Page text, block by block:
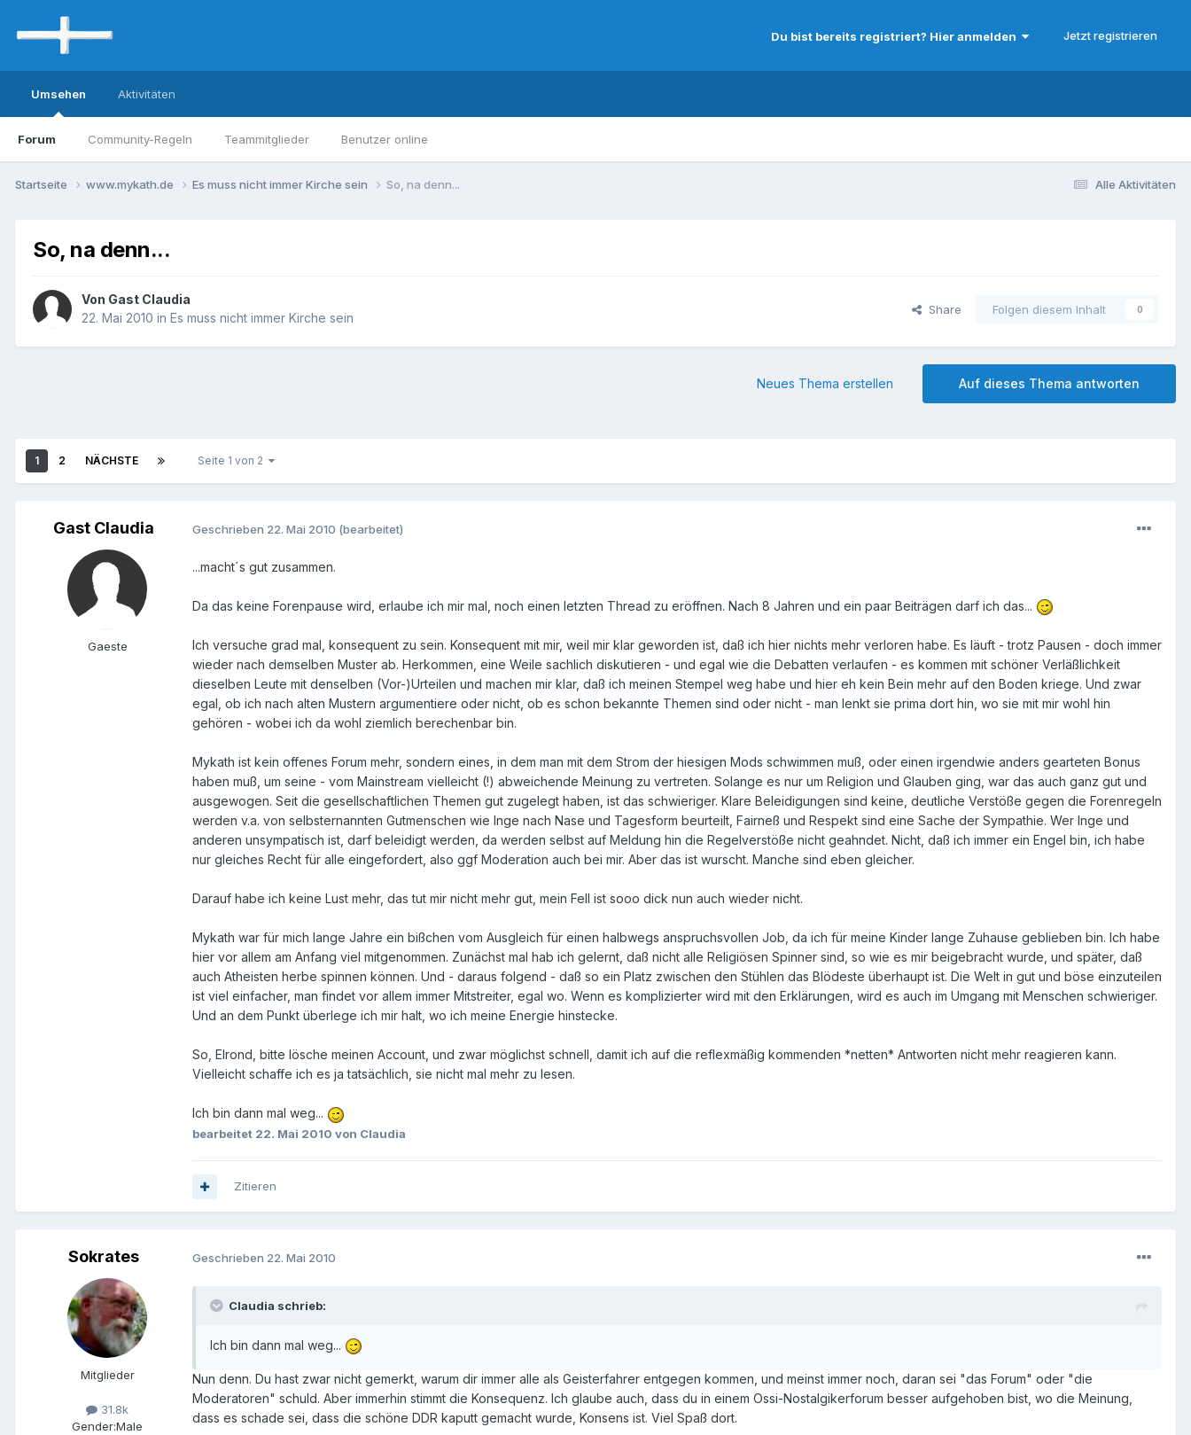
Du bist bereits registriert? Hier anmelden Jetzt registrieren
Umsehen
Forum Community-Regeln Teammitglieder Benutzer online
Aktivitäten
Alle Aktivitäten
Startseite www.mykath.de Es muss nicht immer Kirche sein So, na denn...
So, na denn...
Von Gast Claudia
22. Mai 2010 in Es muss nicht immer Kirche sein
Share Folgen diesem Inhalt 0
Auf dieses Thema antworten
Neues Thema erstellen
1 2 NÄCHSTE Seite 1 von 2
Gast Claudia
Gaeste
Geschrieben 22. Mai 2010 (bearbeitet)
...macht´s gut zusammen.
Da das keine Forenpause wird, erlaube ich mir mal, noch einen letzten Thread zu eröffnen. Nach 8 Jahren und ein paar Beiträgen darf ich das...
Ich versuche grad mal, konsequent zu sein. Konsequent mit mir, weil mir klar geworden ist, daß ich hier nichts mehr verloren habe. Es läuft - trotz Pausen - doch immer
wieder nach demselben Muster ab. Herkommen, eine Weile sachlich diskutieren - und egal wie die Debatten verlaufen - es kommen mit schöner Verläßlichkeit
dieselben Leute mit denselben (Vor-)Urteilen und machen mir klar, daß ich meinen Stempel weg habe und hier eh kein Bein mehr auf den Boden kriege. Und zwar
egal, ob ich nach alten Mustern argumentiere oder nicht, ob es schon bekannte Themen sind oder nicht - man lenkt sie prima dort hin, wo sie mit mir wohl hin
gehören - wobei ich da wohl ziemlich berechenbar bin.
Mykath ist kein offenes Forum mehr, sondern eines, in dem man mit dem Strom der hiesigen Mods schwimmen muß, oder einen irgendwie anders gearteten Bonus
haben muß, um seine - vom Mainstream vielleicht (!) abweichende Meinung zu vertreten. Solange es nur um Religion und Glauben ging, war das auch ganz gut und
ausgewogen. Seit die gesellschaftlichen Themen gut zugelegt haben, ist das schwieriger. Klare Beleidigungen sind keine, deutliche Verstöße gegen die Forenregeln
werden v.a. von selbsternannten Gutmenschen wie Inge nach Nase und Tagesform beurteilt, Fairneß und Respekt sind eine Sache der Sympathie. Wer Inge und
anderen unsympatisch ist, darf beleidigt werden, da werden selbst auf Meldung hin die Regelverstöße nicht geahndet. Nicht, daß ich immer ein Engel bin, ich habe
nur gleiches Recht für alle eingefordert, also ggf Moderation auch bei mir. Aber das ist wurscht. Manche sind eben gleicher.
Darauf habe ich keine Lust mehr, das tut mir nicht mehr gut, mein Fell ist sooo dick nun auch wieder nicht.
Mykath war für mich lange Jahre ein bißchen vom Ausgleich für einen halbwegs anspruchsvollen Job, da ich für meine Kinder lange Zuhause geblieben bin. Ich habe
hier vor allem am Anfang viel mitgenommen. Zunächst mal hab ich gelernt, daß nicht alle Religiösen Spinner sind, so wie es mir beigebracht wurde, und später, daß
auch Atheisten herbe spinnen können. Und - daraus folgend - daß so ein Platz zwischen den Stühlen das Blödeste überhaupt ist. Die Welt in gut und böse einzuteilen
ist viel einfacher, man findet vor allem immer Mitstreiter, egal wo. Wenn es komplizierter wird mit den Erklärungen, wird es auch im Umgang mit Menschen schwieriger.
Und an dem Punkt überlege ich mir halt, wo ich meine Energie hinstecke.
So, Elrond, bitte lösche meinen Account, und zwar möglichst schnell, damit ich auf die reflexmäßig kommenden *netten* Antworten nicht mehr reagieren kann.
Vielleicht schaffe ich es ja tatsächlich, sie nicht mal mehr zu lesen.
Ich bin dann mal weg...
bearbeitet 22. Mai 2010 von Claudia
Zitieren
Sokrates
Mitglieder
31.8k
Gender:Male
Geschrieben 22. Mai 2010
Claudia schrieb:
Ich bin dann mal weg...
Nun denn. Du hast zwar nicht gemerkt, warum dir immer alle als Geisterfahrer entgegen kommen, und meinst immer noch, daran sei "das Forum" oder "die
Moderatoren" schuld. Aber immerhin stimmt die Konsequenz. Ich glaube auch, dass du in einem Ossi-Nostalgikerforum besser aufgehoben bist, wo die Meinung,
dass es schade sei, dass die schöne DDR kaputt gemacht wurde, Konsens ist. Viel Spaß dort.